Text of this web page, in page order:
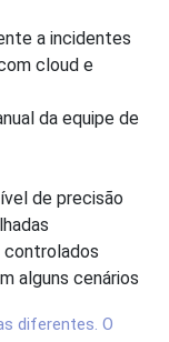
a incidentes
cloud e
da equipe de
de precisão
controlados
alguns cenários
diferentes. O